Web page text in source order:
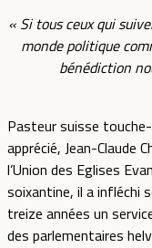
« Si tous ceux qui
monde politique
bénédiction
Pasteur suisse
apprécié, Jean-Claude
l’Union des Eglises
soixantine, il a infléchi
treize années un
des parlementaires